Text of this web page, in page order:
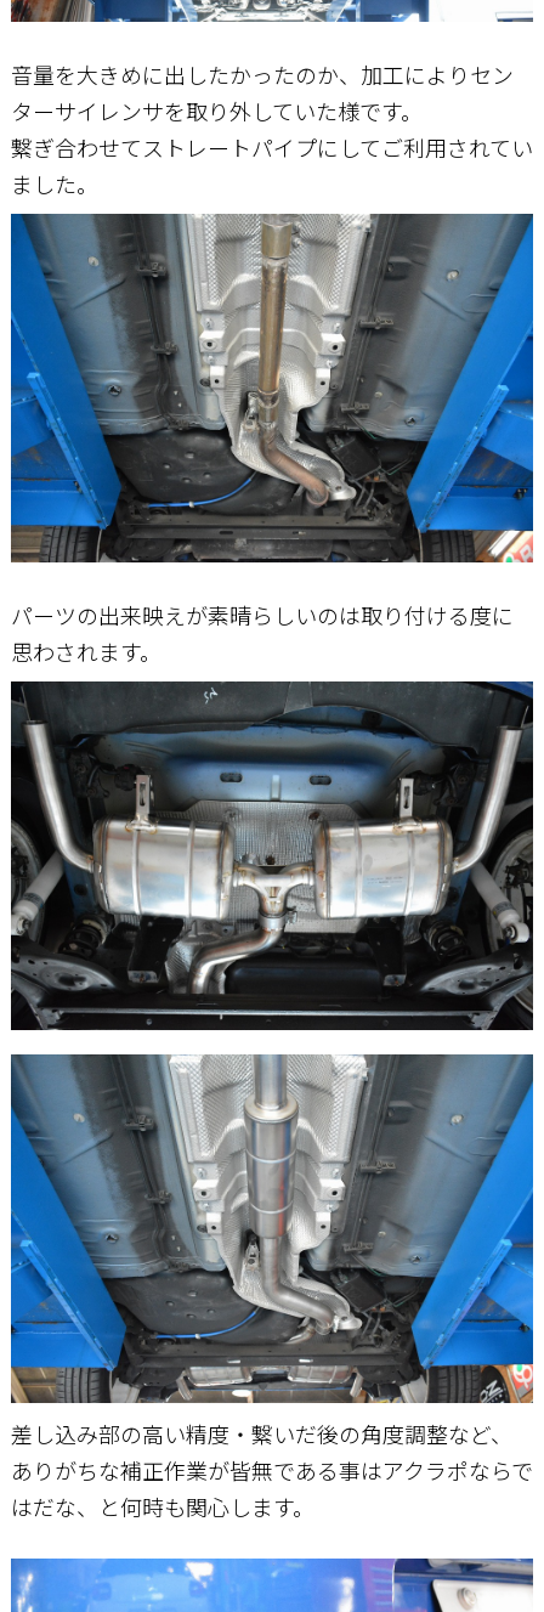
音量を大きめに出したかったのか、加工によりセン
ターサイレンサを取り外していた様です。
繋ぎ合わせてストレートパイプにしてご利用されてい
ました。
パーツの出来映えが素晴らしいのは取り付ける度に
思わされます。
差し込み部の高い精度・繋いだ後の角度調整など、
ありがちな補正作業が皆無である事はアクラポならで
はだな、と何時も関心します。